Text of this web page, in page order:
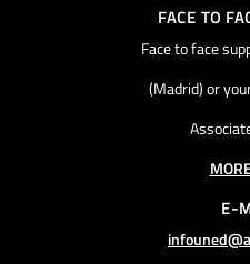
FACE TO
Face to face
(Madrid) or
E-